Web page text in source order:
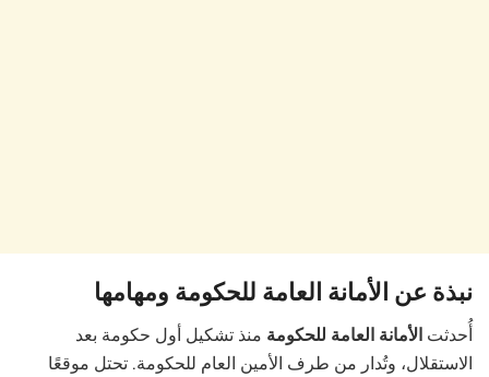
نبذة عن الأمانة العامة للحكومة ومهامها
أُحدثت الأمانة العامة للحكومة منذ تشكيل أول حكومة بعد
الاستقلال، وتُدار من طرف الأمين العام للحكومة. تحتل موقعًا